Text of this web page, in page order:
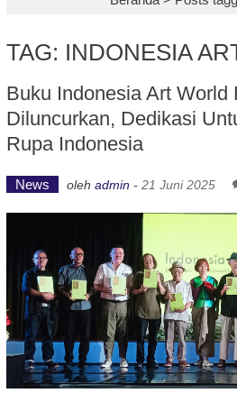
TAG: INDONESIA
Buku Indonesia Art World
Diluncurkan, Dedikasi
Rupa Indonesia
News oleh admin - 21 Juni 2025